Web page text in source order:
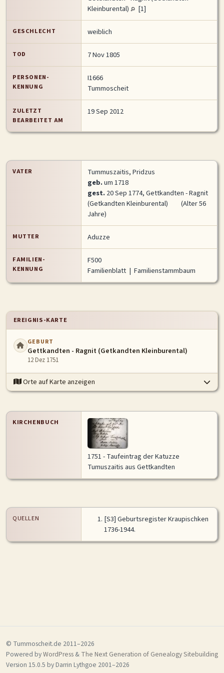
Personen-Suche Familien-Suche
Benutzer-Login beantragen Forum
Deutsch English
Kleinburental)
[1]
GESCHLECHT weiblich
TOD 7 Nov 1805
PERSONEN-
KENNUNG
I1666
Tummoscheit
ZULETZT
BEARBEITET AM
19 Sep 2012
VATER
Tummuszaitis, Pridzus
geb.um 1718
gest.20 Sep 1774, Gettkandten - Ragnit
(Getkandten Kleinburental)
(Alter 56
Jahre)
MUTTER Aduzze
FAMILIEN-
KENNUNG
F500
Familienblatt | Familienstammbaum
EREIGNIS-KARTE
GEBURT
Gettkandten - Ragnit (Getkandten Kleinburental)
12 Dez 1751
Orte auf Karte anzeigen
Historische Karte Vollansicht
KIRCHENBUCH
1751 - Taufeintrag der Katuzze
Tumuszaitis aus Gettkandten
QUELLEN [S3] Geburtsregister Kraupischken
1736-1944.
© Tummoscheit.de 2011–2026
Powered byWordPress & The Next Generation of Genealogy Sitebuilding
Version 15.0.5 by Darrin Lythgoe 2001–2026